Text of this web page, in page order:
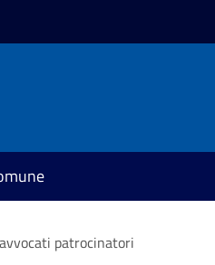
patrocinatori